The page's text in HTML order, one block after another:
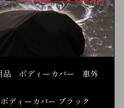
品 ボディーカバー 車外
ディーカバー ブラック